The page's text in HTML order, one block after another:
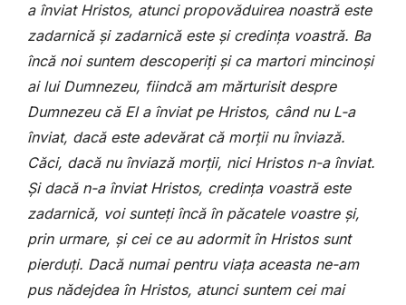
a înviat Hristos, atunci propovăduirea noastră este
zadarnică și zadarnică este și credința voastră. Ba
încă noi suntem descoperiți și ca martori mincinoși
ai lui Dumnezeu, fiindcă am mărturisit despre
Dumnezeu că El a înviat pe Hristos, când nu L-a
înviat, dacă este adevărat că morții nu înviază.
Căci, dacă nu înviază morții, nici Hristos n-a înviat.
Și dacă n-a înviat Hristos, credința voastră este
zadarnică, voi sunteți încă în păcatele voastre și,
prin urmare, și cei ce au adormit în Hristos sunt
pierduți. Dacă numai pentru viața aceasta ne-am
pus nădejdea în Hristos, atunci suntem cei mai